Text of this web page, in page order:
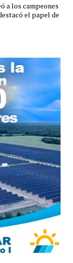
a los campeones
el papel de